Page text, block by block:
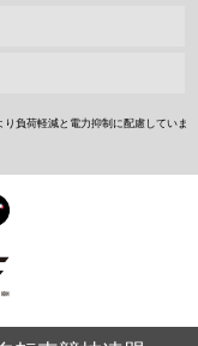
負荷軽減と電力抑制に配慮していま